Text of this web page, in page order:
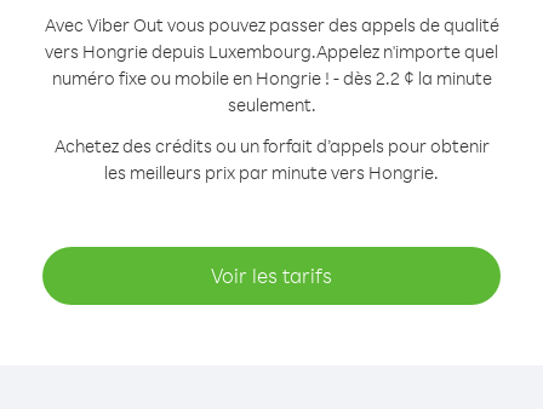
Avec Viber Out vous pouvez passer des appels de qualité
vers Hongrie depuis Luxembourg.Appelez n'importe quel
numéro fixe ou mobile en Hongrie ! - dès 2.2 ¢ la minute
seulement.
Achetez des crédits ou un forfait d’appels pour obtenir
les meilleurs prix par minute vers Hongrie.
Voir les tarifs